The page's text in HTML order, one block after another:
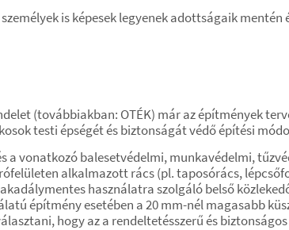
is képesek legyenek adottságaik
(továbbiakban: OTÉK) már az építmények
testi épségét és biztonságát védő építési
a vonatkozó balesetvédelmi, munkavédelmi,
alkalmazott rács (pl. taposórács,
használatra szolgáló belső
építmény esetében a 20 mm-nél magasabb
hogy az a rendeltetésszerű és